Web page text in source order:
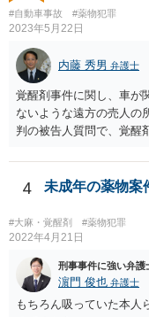
って、転売するなら、許
せ んね。事実上、野放
品の定義を定めています
#自動車事故 #薬物犯罪
2023年5月22日
内藤 秀男 弁護士
覚醒剤事件に関し、車が
ないような遠方の売人の
判の被告人質問で、覚醒
連性があるかどうかです
うように悪質な道路交
ません。もちろん、初犯
故（例えば、複数人が亡
じた被害者への賠償が全
故についてしっかり反省
れば、異種前科で執行猶
取り消されない可能性が
4 未成年の薬物案
#大麻・覚醒剤 #薬物犯罪
2022年4月21日
刑事事件に強い弁護
濵門 俊也 弁護士
もちろん吸っていた本人